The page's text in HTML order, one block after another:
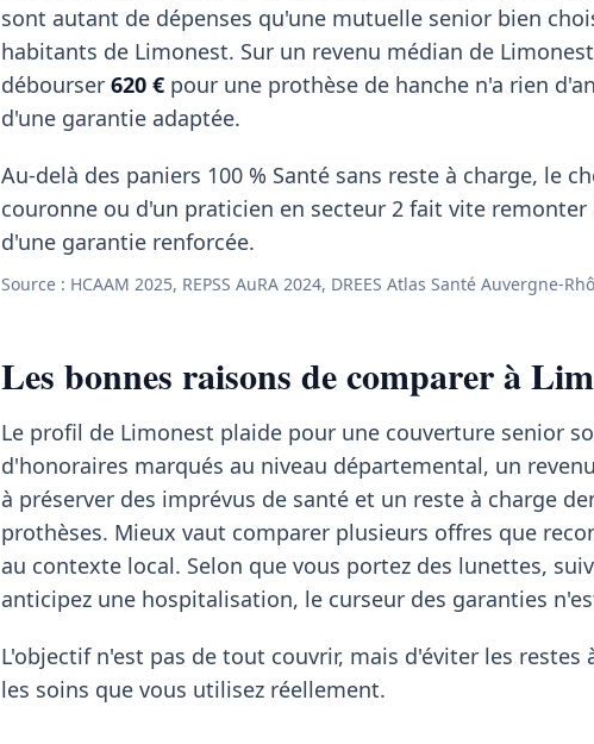
sont autant de dépenses qu'une mutuelle senior bien
habitants de Limonest. Sur un revenu médian de
débourser 620 € pour une prothèse de hanche n'a rien
d'une garantie adaptée.
Au-delà des paniers 100 % Santé sans reste à charge, le
couronne ou d'un praticien en secteur 2 fait vite
d'une garantie renforcée.
Source : HCAAM 2025, REPSS AuRA 2024, DREES Atlas Santé Auvergne-
Les bonnes raisons de comparer à
Le profil de Limonest plaide pour une couverture senior
d'honoraires marqués au niveau départemental, un
à préserver des imprévus de santé et un reste à charge
prothèses. Mieux vaut comparer plusieurs offres que
au contexte local. Selon que vous portez des lunettes,
anticipez une hospitalisation, le curseur des garanties
L'objectif n'est pas de tout couvrir, mais d'éviter les restes
les soins que vous utilisez réellement.